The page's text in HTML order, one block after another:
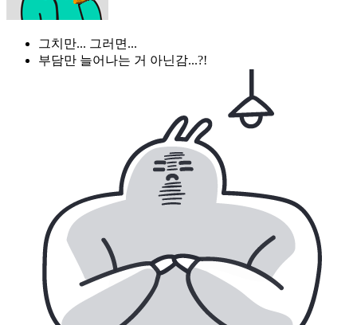
그치만... 그러면...
부담만 늘어나는 거 아닌감...?!